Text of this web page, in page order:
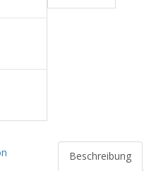
Beschreibung